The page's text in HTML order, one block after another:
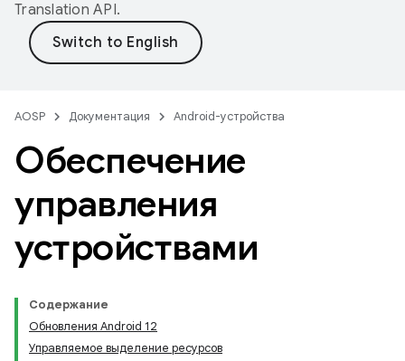
Translation API.
AOSP Документация Android-устройства
Обеспечение
управления
устройствами
Содержание
Обновления Android 12
Управляемое выделение ресурсов